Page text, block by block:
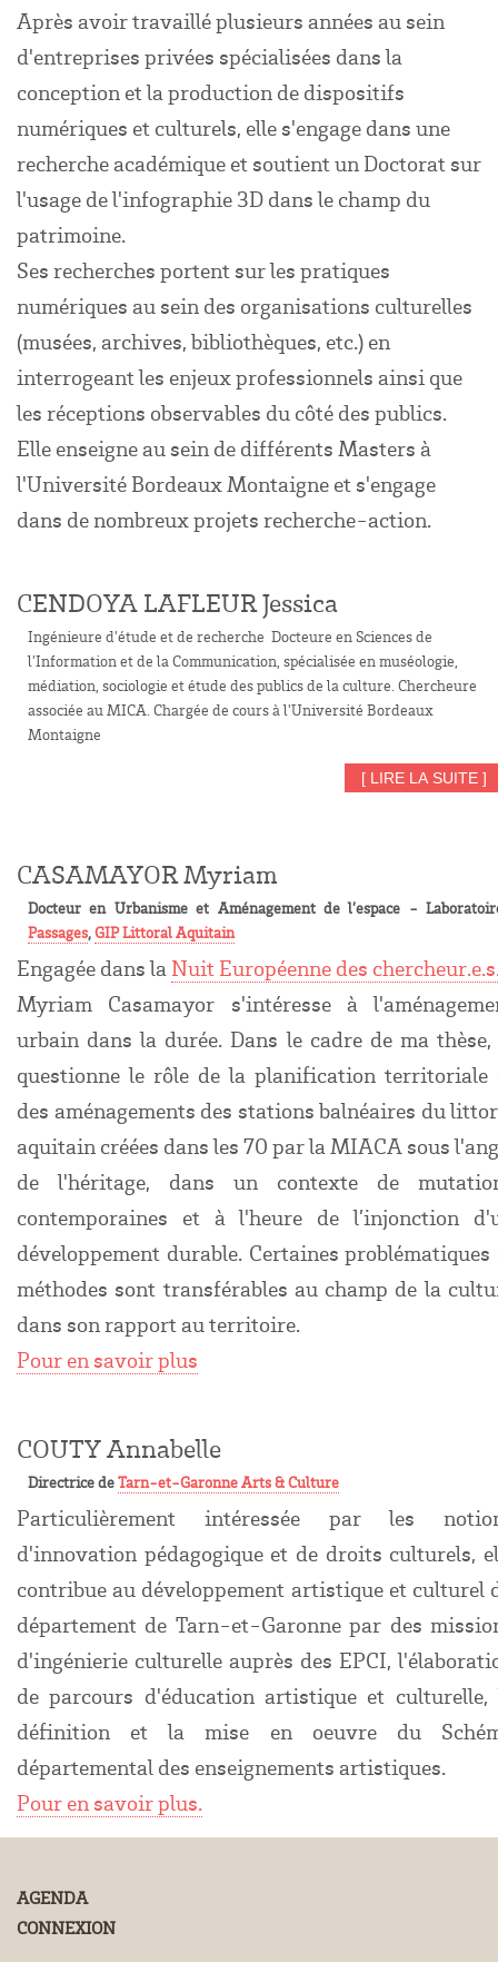
Après avoir travaillé plusieurs années au sein
d'entreprises privées spécialisées dans la
conception et la production de dispositifs
numériques et culturels, elle s'engage dans une
recherche académique et soutient un Doctorat sur
l'usage de l'infographie 3D dans le champ du
patrimoine.
Ses recherches portent sur les pratiques
numériques au sein des organisations culturelles
(musées, archives, bibliothèques, etc.) en
interrogeant les enjeux professionnels ainsi que
les réceptions observables du côté des publics.
Elle enseigne au sein de différents Masters à
l'Université Bordeaux Montaigne et s'engage
dans de nombreux projets recherche-action.
CENDOYA LAFLEUR Jessica
Ingénieure d'étude et de recherche Docteure en Sciences de
l'Information et de la Communication, spécialisée en muséologie,
médiation, sociologie et étude des publics de la culture. Chercheure
associée au MICA. Chargée de cours à l'Université Bordeaux
Montaigne
[ LIRE LA SUITE ]
CASAMAYOR Myriam
Docteur en Urbanisme et Aménagement de l’espace -
Passages,GIP Littoral Aquitain
Engagée dans la Nuit Européenne des
Myriam Casamayor s'intéresse à
urbain dans la durée. Dans le cadre de ma thèse,
questionne le rôle de la planification territoriale
des aménagements des stations balnéaires du
aquitain créées dans les 70 par la MIACA sous
de l'héritage, dans un contexte de
contemporaines et à l'heure de l’injonction
développement durable.Certaines problématiques
méthodes sont transférables au champ de la
dans son rapport au territoire.
Pour en savoir plus
COUTY Annabelle
Directrice deTarn-et-Garonne Arts & Culture
Particulièrement intéressée par les
d'innovation pédagogique et de droits culturels,
contribue au développement artistique et culturel
département de Tarn-et-Garonne par des
d'ingénierie culturelle auprès des EPCI,
de parcours d'éducation artistique et culturelle,
définition et la mise en oeuvre du
départemental des enseignements artistiques.
Pour en savoir plus.
AGENDA
CONNEXION